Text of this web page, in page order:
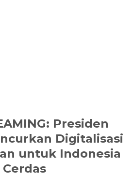
Presiden
Digitalisasi
untuk Indonesia
Cerdas